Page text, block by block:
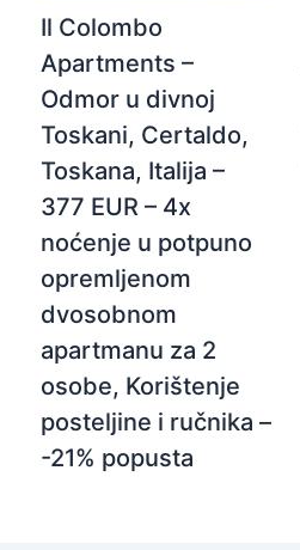
Il Colombo
Apartments –
Odmor u divnoj
Toskani, Certaldo,
Toskana, Italija –
377 EUR – 4x
noćenje u potpuno
opremljenom
dvosobnom
apartmanu za 2
osobe, Korištenje
posteljine i ručnika –
-21% popusta